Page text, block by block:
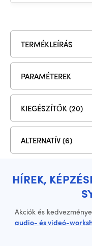
TERMÉKLEÍRÁS
PARAMÉTEREK
KIEGÉSZÍTŐK (20)
ALTERNATÍV (6)
HÍREK,
Akciók és
audio- és videó-